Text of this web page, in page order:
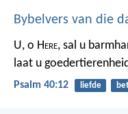
Bybelvers van die
U, o Here, sal u
laat u
Psalm 40:12 liefde